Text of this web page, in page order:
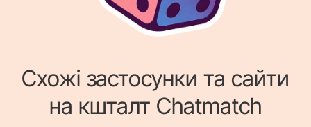
Схожі застосунки та сайти
на кшталт Chatmatch